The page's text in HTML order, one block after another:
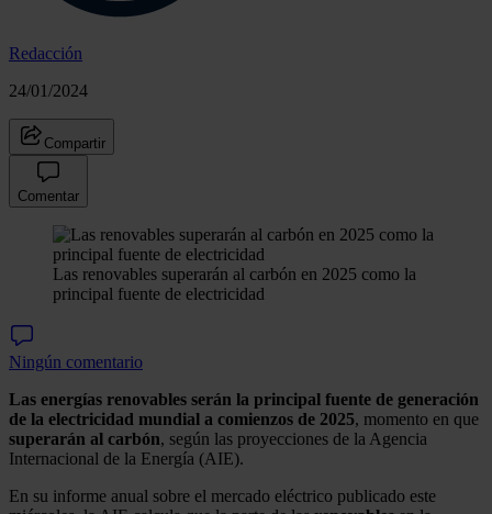
Redacción
24/01/2024
Compartir
Comentar
Las renovables superarán al carbón en 2025 como la
principal fuente de electricidad
Ningún comentario
Las energías renovables serán la principal fuente de generación
de la electricidad mundial a comienzos de 2025, momento en que
superarán al carbón, según las proyecciones de la Agencia
Internacional de la Energía (AIE).
En su informe anual sobre el mercado eléctrico publicado este